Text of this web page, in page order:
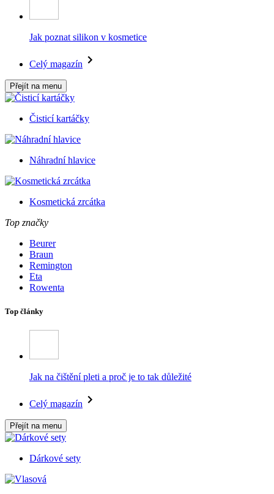
Jak poznat silikon v kosmetice
Celý magazín
Přejít na menu
Čisticí kartáčky
Náhradní hlavice
Kosmetická zrcátka
Top značky
Beurer
Braun
Remington
Eta
Rowenta
Top články
Jak na čištění pleti a proč je to tak důležité
Celý magazín
Přejít na menu
Dárkové sety